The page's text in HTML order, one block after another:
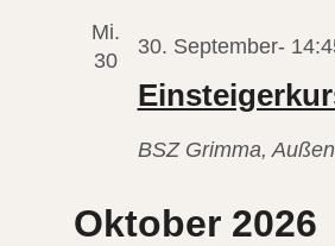
Mi.
30
30. September-
BSZ Grimma,
Oktober 2026